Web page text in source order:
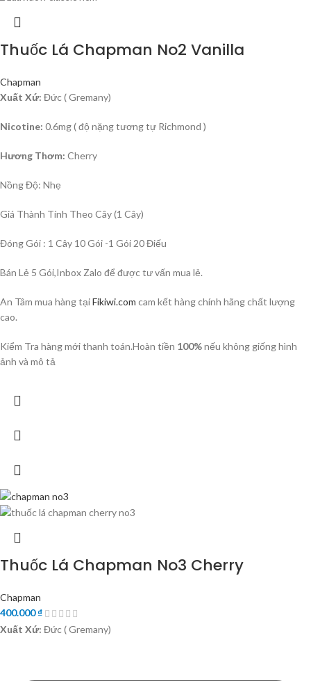
Thuốc Lá Chapman No2 Vanilla
Chapman
Xuất Xứ: Đức ( Gremany)
Nicotine: 0.6mg ( độ nặng tương tự Richmond )
Hương Thơm: Cherry
Nồng Độ: Nhẹ
Giá Thành Tính Theo Cây (1 Cây)
Đóng Gói : 1 Cây 10 Gói -1 Gói 20 Điếu
Bán Lẻ 5 Gói,Inbox Zalo để được tư vấn mua lẻ.
An Tâm mua hàng tạiFikiwi.com cam kết hàng chính hãng chất lượng
cao.
Kiểm Tra hàng mới thanh toán.Hoàn tiền 100%nếu không giống hình
ảnh và mô tả
Thuốc Lá Chapman No3 Cherry
Chapman
400.000₫
Xuất Xứ: Đức ( Gremany)